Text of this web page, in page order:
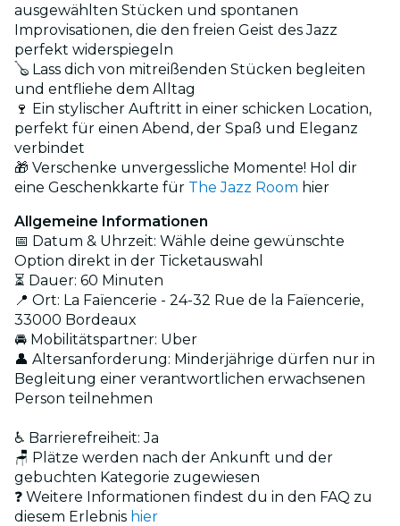
ausgewählten Stücken und spontanen
Improvisationen, die den freien Geist des Jazz
perfekt widerspiegeln
🪕 Lass dich von mitreißenden Stücken begleiten
und entfliehe dem Alltag
🍷 Ein stylischer Auftritt in einer schicken Location,
perfekt für einen Abend, der Spaß und Eleganz
verbindet
🎁 Verschenke unvergessliche Momente! Hol dir
eine Geschenkkarte für The Jazz Room hier
Allgemeine Informationen
📅 Datum & Uhrzeit: Wähle deine gewünschte
Option direkt in der Ticketauswahl
⏳ Dauer: 60 Minuten
📍 Ort: La Faïencerie - 24-32 Rue de la Faïencerie,
33000 Bordeaux
🚘 Mobilitätspartner: Uber
👤 Altersanforderung: Minderjährige dürfen nur in
Begleitung einer verantwortlichen erwachsenen
Person teilnehmen
♿ Barrierefreiheit: Ja
🪑 Plätze werden nach der Ankunft und der
gebuchten Kategorie zugewiesen
❓ Weitere Informationen findest du in den FAQ zu
diesem Erlebnis hier